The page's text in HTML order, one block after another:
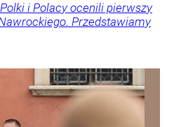
i Polacy ocenili pierwszy
Przedstawiamy